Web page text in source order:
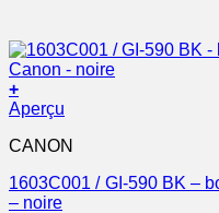
+
Aperçu
CANON
1603C001 / GI-590 BK –
– noire